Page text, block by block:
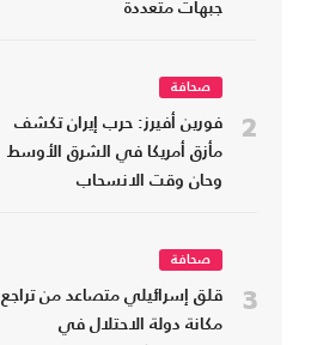
جبهات متعددة
2
صحافة
فورين أفيرز: حرب إيران تكشف
مأزق أمريكا في الشرق الأوسط
وحان وقت الانسحاب
3
صحافة
قلق إسرائيلي متصاعد من تراجع
مكانة دولة الاحتلال في